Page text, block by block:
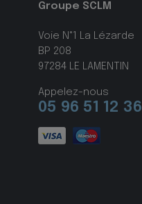
Groupe SCLM
Voie N°1 La Lézarde
BP 208
97284 LE LAMENTIN
Appelez-nous
05 96 51 12 36